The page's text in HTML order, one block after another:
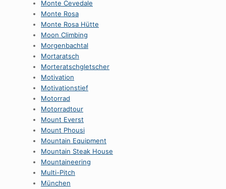
Monte Cevedale
Monte Rosa
Monte Rosa Hütte
Moon Climbing
Morgenbachtal
Mortaratsch
Morteratschgletscher
Motivation
Motivationstief
Motorrad
Motorradtour
Mount Everst
Mount Phousi
Mountain Equipment
Mountain Steak House
Mountaineering
Multi-Pitch
München